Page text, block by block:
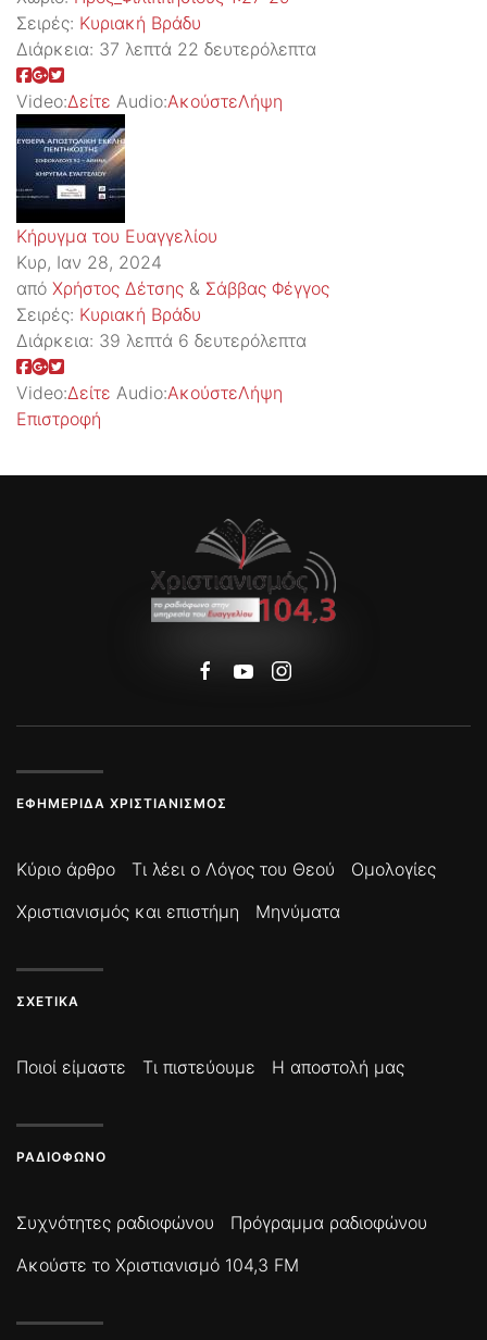
Σειρές: Kυριακή Βράδυ
Διάρκεια: 37 λεπτά 22 δευτερόλεπτα
Video:Δείτε Audio:ΑκούστεΛήψη
Κήρυγμα του Ευαγγελίου
Κυρ, Ιαν 28, 2024
από Χρήστος Δέτσης & Σάββας Φέγγος
Σειρές: Kυριακή Βράδυ
Διάρκεια: 39 λεπτά 6 δευτερόλεπτα
Video:Δείτε Audio:ΑκούστεΛήψη
Επιστροφή
ΕΦΗΜΕΡΊΔΑ ΧΡΙΣΤΙΑΝΙΣΜΌΣ
Κύριο άρθρο Τι λέει ο Λόγος του Θεού
Ομολογίες
Χριστιανισμός και επιστήμη
Μηνύματα
ΣΧΕΤΙΚΆ
Ποιοί είμαστε Τι πιστεύουμε Η αποστολή μας
ΡΑΔΙΌΦΩΝΟ
Συχνότητες ραδιοφώνου
Πρόγραμμα ραδιοφώνου
Ακούστε το Χριστιανισμό 104,3 FM